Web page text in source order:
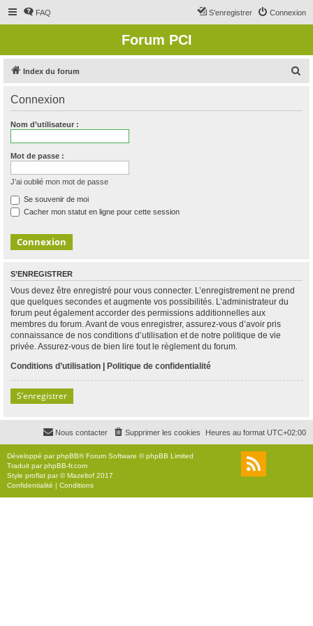
FAQ Connexion
S’enregistrer
Forum PCI
Index du forum
Connexion
Nom d’utilisateur :
Mot de passe :
J’ai oublié mon mot de passe
Se souvenir de moi
Cacher mon statut en ligne pour cette session
S’ENREGISTRER
Vous devez être enregistré pour vous connecter. L’enregistrement ne prend
que quelques secondes et augmente vos possibilités. L’administrateur du
forum peut également accorder des permissions additionnelles aux
membres du forum. Avant de vous enregistrer, assurez-vous d’avoir pris
connaissance de nos conditions d’utilisation et de notre politique de vie
privée. Assurez-vous de bien lire tout le règlement du forum.
Conditions d’utilisation | Politique de confidentialité
S’enregistrer
Heures au format UTC+02:00
Supprimer les cookies
Nous contacter
Développé parphpBB® Forum Software © phpBB Limited
Traduit parphpBB-fr.com
Style proflat par ©Mazeltof 2017
Confidentialité | Conditions